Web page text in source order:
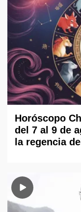
Horóscopo
del 7 al 9 de
la regencia